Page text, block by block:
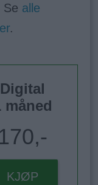
Se alle
.
Digital
måned
170,-
KJØP